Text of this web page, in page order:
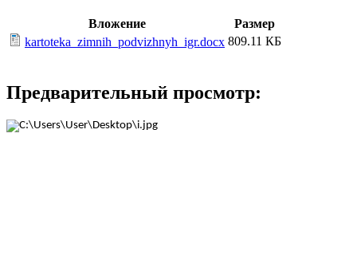
Вложение
Размер
kartoteka_zimnih_podvizhnyh_igr.docx 809.11 КБ
Предварительный просмотр: